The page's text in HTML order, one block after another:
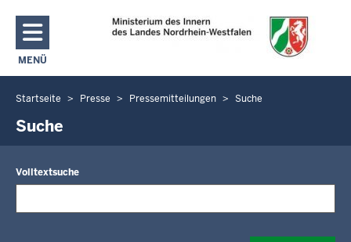
Direkt zum Inhalt
MENÜ
NAVIGATION AKTIVIEREN/DEAKTIVIEREN: MAIN MENU
Sie
befinden
Startseite Presse Pressemitteilungen Suche
Suche
Volltextsuche